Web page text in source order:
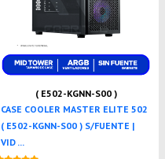
( E502-KGNN-S00 )
CASE COOLER MASTER ELITE 502
( E502-KGNN-S00 ) S/FUENTE |
VID ...